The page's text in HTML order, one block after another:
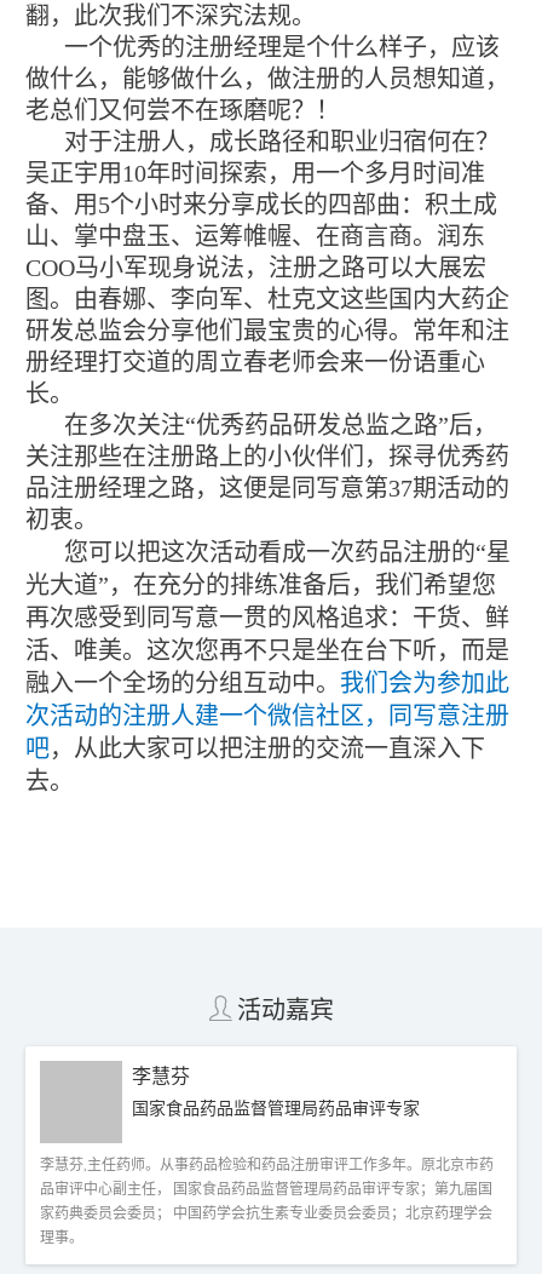
翻，此次我们不深究法规。
一个优秀的注册经理是个什么样子，应该
做什么，能够做什么，做注册的人员想知道，
老总们又何尝不在琢磨呢？！
对于注册人，成长路径和职业归宿何在？
吴正宇用10年时间探索，用一个多月时间准
备、用5个小时来分享成长的四部曲：积土成
山、掌中盘玉、运筹帷幄、在商言商。润东
COO马小军现身说法，注册之路可以大展宏
图。由春娜、李向军、杜克文这些国内大药企
研发总监会分享他们最宝贵的心得。常年和注
册经理打交道的周立春老师会来一份语重心
长。
在多次关注“优秀药品研发总监之路”后，
关注那些在注册路上的小伙伴们，探寻优秀药
品注册经理之路，这便是同写意第37期活动的
初衷。
您可以把这次活动看成一次药品注册的“星
光大道”，在充分的排练准备后，我们希望您
再次感受到同写意一贯的风格追求：干货、鲜
活、唯美。这次您再不只是坐在台下听，而是
融入一个全场的分组互动中。 我们会为参加此
次活动的注册人建一个微信社区，同写意注册
吧，从此大家可以把注册的交流一直深入下
去。
活动嘉宾
李慧芬
国家食品药品监督管理局药品审评专家
李慧芬,主任药师。从事药品检验和药品注册审评工作多年。原北京市药
品审评中心副主任， 国家食品药品监督管理局药品审评专家；第九届国
家药典委员会委员； 中国药学会抗生素专业委员会委员；北京药理学会
理事。